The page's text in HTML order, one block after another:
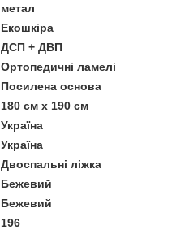
метал
Екошкіра
ДСП + ДВП
Ортопедичні ламелі
Посилена основа
180 см х 190 см
Україна
Україна
Двоспальні ліжка
Бежевий
Бежевий
196